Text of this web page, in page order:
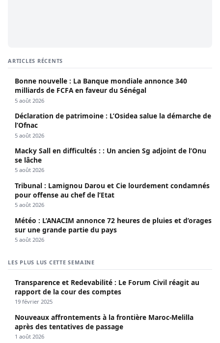
ARTICLES RÉCENTS
Bonne nouvelle : La Banque mondiale annonce 340
milliards de FCFA en faveur du Sénégal
5 août 2026
Déclaration de patrimoine : L’Osidea salue la démarche de
l’Ofnac
5 août 2026
Macky Sall en difficultés : : Un ancien Sg adjoint de l’Onu
se lâche
5 août 2026
Tribunal : Lamignou Darou et Cie lourdement condamnés
pour offense au chef de l’Etat
5 août 2026
Météo : L’ANACIM annonce 72 heures de pluies et d’orages
sur une grande partie du pays
5 août 2026
LES PLUS LUS CETTE SEMAINE
Transparence et Redevabilité : Le Forum Civil réagit au
rapport de la cour des comptes
19 février 2025
Nouveaux affrontements à la frontière Maroc-Melilla
après des tentatives de passage
1 août 2026